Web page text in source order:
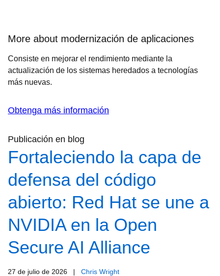
More about modernización de aplicaciones
Consiste en mejorar el rendimiento mediante la
actualización de los sistemas heredados a tecnologías
más nuevas.
Obtenga más información
Publicación en blog
Fortaleciendo la capa de
defensa del código
abierto: Red Hat se une a
NVIDIA en la Open
Secure AI Alliance
27 de julio de 2026 | Chris Wright